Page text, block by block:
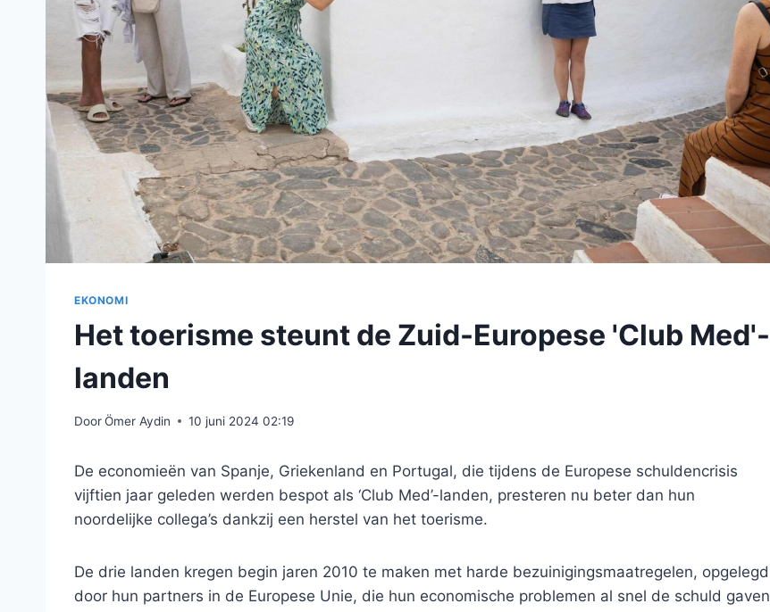
EKONOMI
Het toerisme steunt de Zuid-Europese 'Club Med'-
landen
DoorÖmer Aydin 10 juni 2024 02:19
De economieën van Spanje, Griekenland en Portugal, die tijdens de Europese schuldencrisis
vijftien jaar geleden werden bespot als ‘Club Med’-landen, presteren nu beter dan hun
noordelijke collega’s dankzij een herstel van het toerisme.
De drie landen kregen begin jaren 2010 te maken met harde bezuinigingsmaatregelen, opgelegd
door hun partners in de Europese Unie, die hun economische problemen al snel de schuld gaven